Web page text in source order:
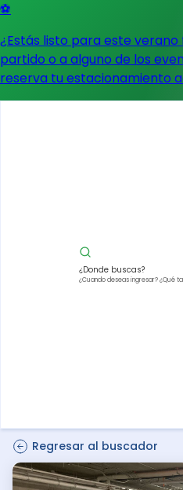
⚽
¿Estás listo para este
partido o a alguno de los
reserva tu estacionamiento
¿Donde buscas?
¿Cuando deseas ingresar?¿Qué
Regresar al buscador